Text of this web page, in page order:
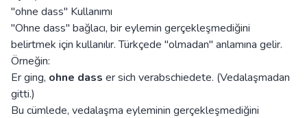
"ohne dass" Kullanımı
"Ohne dass" bağlacı, bir eylemin gerçekleşmediğini
belirtmek için kullanılır. Türkçede "olmadan" anlamına gelir.
Örneğin:
Er ging, ohne dass er sich verabschiedete. (Vedalaşmadan
gitti.)
Bu cümlede, vedalaşma eyleminin gerçekleşmediğini